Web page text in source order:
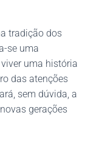
tradição dos
se uma
uma história
das atenções
sem dúvida, a
gerações